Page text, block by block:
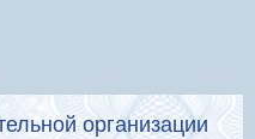
организации